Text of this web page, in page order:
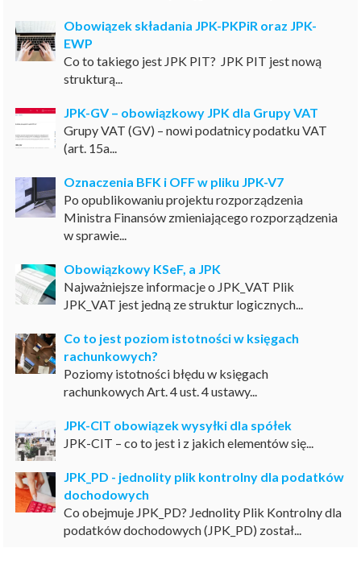
Obowiązek składania JPK-PKPiR oraz JPK-
EWP
Co to takiego jest JPK PIT? JPK PIT jest nową
strukturą...
JPK-GV – obowiązkowy JPK dla Grupy VAT
Grupy VAT (GV) – nowi podatnicy podatku VAT
(art. 15a...
Oznaczenia BFK i OFF w pliku JPK-V7
Po opublikowaniu projektu rozporządzenia
Ministra Finansów zmieniającego rozporządzenia
w sprawie...
Obowiązkowy KSeF, a JPK
Najważniejsze informacje o JPK_VAT Plik
JPK_VAT jest jedną ze struktur logicznych...
Co to jest poziom istotności w księgach
rachunkowych?
Poziomy istotności błędu w księgach
rachunkowych Art. 4 ust. 4 ustawy...
JPK-CIT obowiązek wysyłki dla spółek
JPK-CIT – co to jest i z jakich elementów się...
JPK_PD - jednolity plik kontrolny dla podatków
dochodowych
Co obejmuje JPK_PD? Jednolity Plik Kontrolny dla
podatków dochodowych (JPK_PD) został...